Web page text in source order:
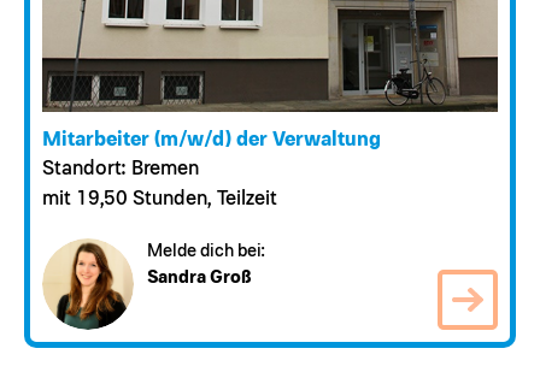
Mitarbeiter (m/w/d) der Verwaltung
Standort: Bremen
mit 19,50 Stunden, Teilzeit
Melde dich bei:
Sandra Groß